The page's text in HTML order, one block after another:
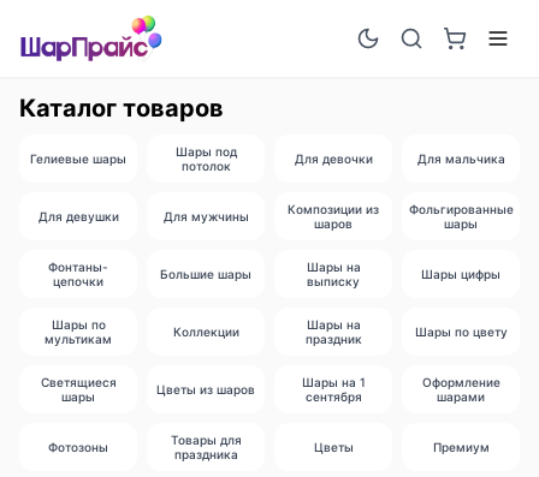
Каталог товаров
Гелиевые шары
Шары под
потолок
Для девочки Для мальчика
Для девушки Для мужчины
Композиции из
шаров
Фольгированные
шары
Фонтаны-
цепочки
Большие шары
Шары на
выписку
Шары цифры
Шары по
мультикам
Коллекции
Шары на
праздник
Шары по цвету
Светящиеся
шары
Цветы из шаров
Шары на 1
сентября
Оформление
шарами
Фотозоны
Товары для
праздника
Цветы Премиум